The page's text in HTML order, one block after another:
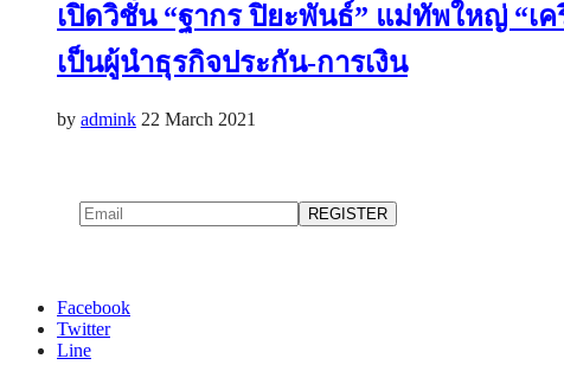
เปิดวิชั่น “ฐากร ปิยะพันธ์” แม่ทัพใหญ่ “เ
เป็นผู้นำธุรกิจประกัน-การเงิน
by admink 22 March 2021
Facebook
Twitter
Line